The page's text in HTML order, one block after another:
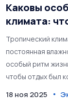
Каковы
климата:
поездкой
Тропический
постоянная
особый ритм
чтобы отдых был
18 ноя 2025